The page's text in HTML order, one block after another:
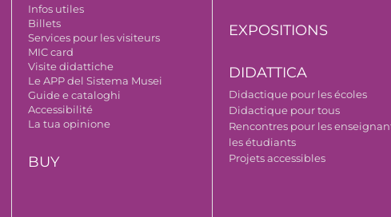
Infos utiles
Billets
Services pour les visiteurs
MIC card
Visite didattiche
Le APP del Sistema Musei
Guide e cataloghi
Accessibilité
La tua opinione
BUY
EXPOSITIONS
DIDATTICA
Didactique pour les écoles
Didactique pour tous
Rencontres pour les
les étudiants
Projets accessibles